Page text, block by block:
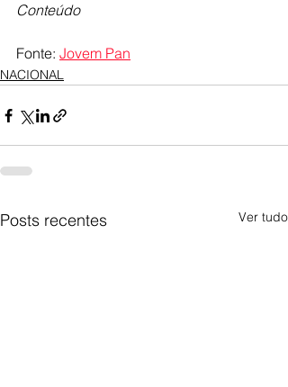
Conteúdo
Fonte: Jovem Pan
NACIONAL
Posts recentes Ver tudo